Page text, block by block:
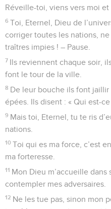
Réveille-toi, viens vers moi et
6 Toi, Eternel, Dieu de
corriger toutes les nations,
traîtres impies ! – Pause.
7 Ils reviennent chaque soir,
font le tour de la ville.
8 De leur bouche ils font jaillir
épées. Ils disent : « Qui est-
9 Mais toi, Eternel, tu te ris
nations.
10 Toi qui es ma force, c’est
ma forteresse.
11 Mon Dieu m’accueille
contempler mes adversaires.
12 Ne les tue pas, sinon mon